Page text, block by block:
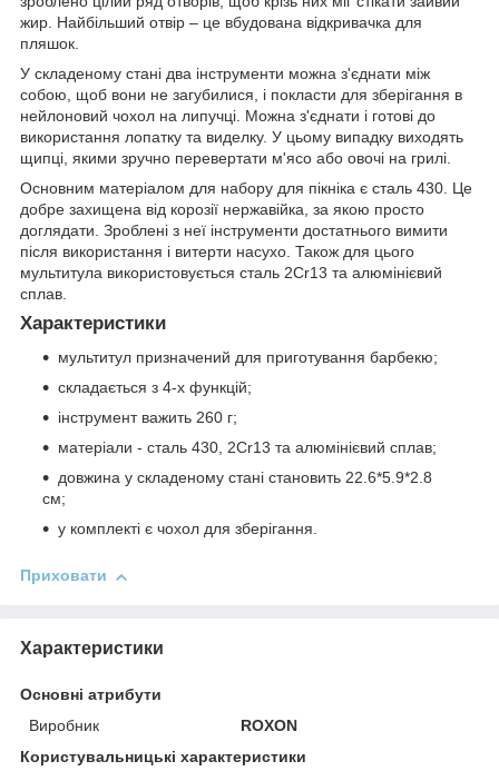
жир. Найбільший отвір – це вбудована відкривачка для
пляшок.
У складеному стані два інструменти можна з'єднати між
собою, щоб вони не загубилися, і покласти для зберігання в
нейлоновий чохол на липучці. Можна з'єднати і готові до
використання лопатку та виделку. У цьому випадку виходять
щипці, якими зручно перевертати м'ясо або овочі на грилі.
Основним матеріалом для набору для пікніка є сталь 430. Це
добре захищена від корозії нержавійка, за якою просто
доглядати. Зроблені з неї інструменти достатнього вимити
після використання і витерти насухо. Також для цього
мультитула використовується сталь 2Cr13 та алюмінієвий
сплав.
Характеристики
мультитул призначений для приготування барбекю;
складається з 4-х функцій;
інструмент важить 260 г;
матеріали - сталь 430, 2Cr13 та алюмінієвий сплав;
довжина у складеному стані становить 22.6*5.9*2.8
см;
у комплекті є чохол для зберігання.
Приховати
Характеристики
Основні атрибути
Виробник
ROXON
Користувальницькі характеристики